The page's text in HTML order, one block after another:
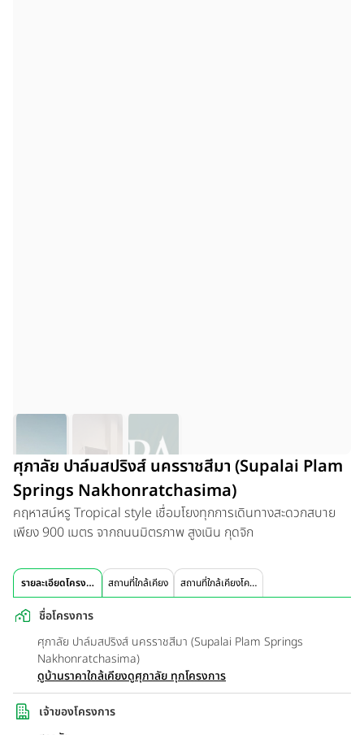
ศุภาลัย ปาล์มสปริงส์ นครราชสีมา (Supalai Plam
Springs Nakhonratchasima)
คฤหาสน์หรู Tropical style เชื่อมโยงทุกการเดินทางสะดวกสบาย
เพียง 900 เมตร จากถนนมิตรภาพ สูงเนิน กุดจิก
รายละเอียดโครงการ สถานที่ใกล้เคียง สถานที่ใกล้เคียงโครงการ
ชื่อโครงการ
ศุภาลัย ปาล์มสปริงส์ นครราชสีมา (Supalai Plam Springs
Nakhonratchasima)
ดูบ้านราคาใกล้เคียงดูศุภาลัย ทุกโครงการ
เจ้าของโครงการ